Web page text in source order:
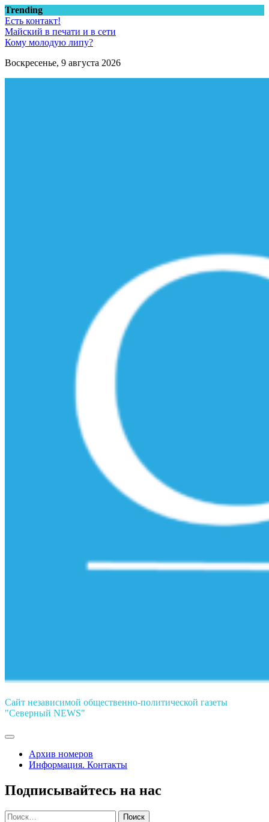
Перейти
к
содержимому
Trending
Есть контакт!
Майский в печати и в сети
Кому молодую липу?
Воскресенье, 9 августа 2026
Сайт независимой общественно-политической газеты
"Северный NEWS"
Архив номеров
Информация. Контакты
Подписывайтесь на нас
Найти: